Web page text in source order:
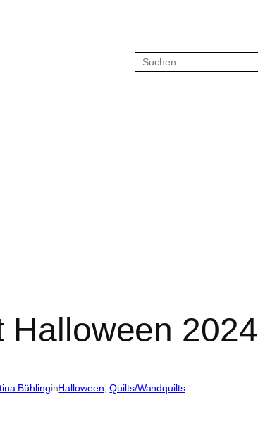
Suchen
Halloween 2024
BühlinginHalloween , Quilts/Wandquilts